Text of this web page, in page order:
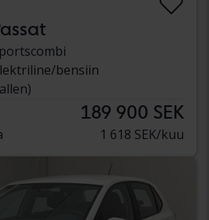
bensiin
189 900 SEK
1 618 SEK/kuu